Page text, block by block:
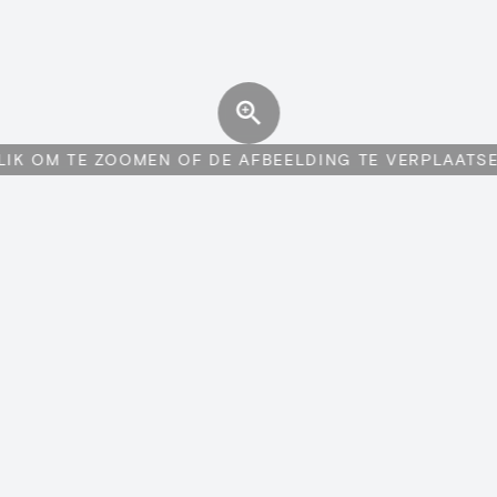
OM TE ZOOMEN OF DE AFBEELDING TE